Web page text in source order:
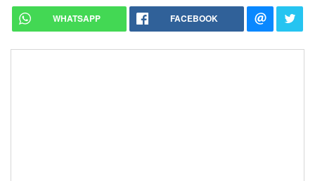
WHATSAPP FACEBOOK